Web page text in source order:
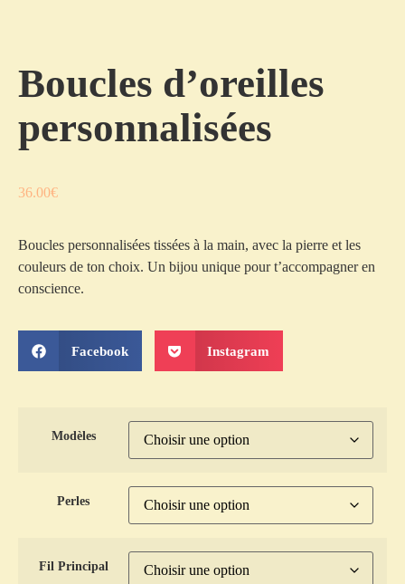
Boucles d’oreilles
personnalisées
36.00€
Boucles personnalisées tissées à la main, avec la pierre et les
couleurs de ton choix. Un bijou unique pour t’accompagner en
conscience.
Facebook Instagram
Modèles
Perles
Fil Principal